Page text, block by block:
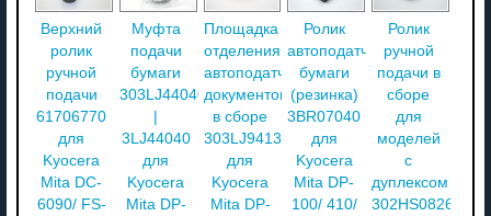
Верхний
ролик
ручной
подачи
61706770
для
Kyocera
Mita DC-
6090/ FS-
Муфта
подачи
бумаги
303LJ44040
3LJ44040
для
Kyocera
Mita DP-
Площадка
отделения
автоподатчика
документов
в сборе
303LJ94130
для
Kyocera
Mita DP-
Ролик
автоподатчика
бумаги
(резинка)
3BR07040
для
Kyocera
Mita DP-
100/ 410/
Ролик
ручной
подачи в
сборе
для
моделей
с
дуплексом
302HS08260